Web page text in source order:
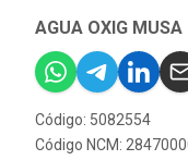
AGUA OXIG
Código: 5082554
Código NCM: